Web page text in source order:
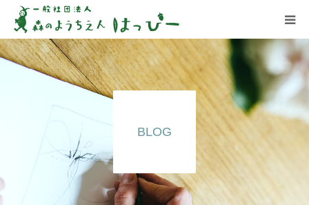
BLOG
はっぴーについて
はっぴーの保育
お知らせ
ブログ